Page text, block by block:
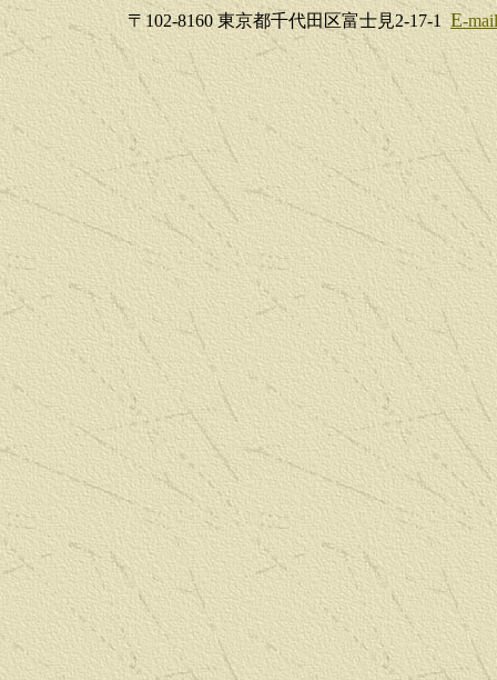
〒102-8160 東京都千代田区富士見2-17-1E-